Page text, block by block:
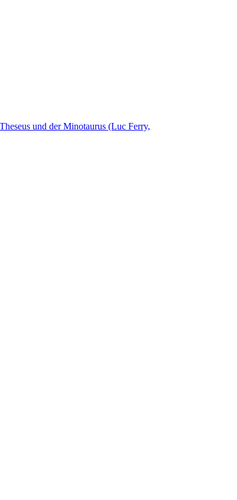
und der Minotaurus (Luc Ferry,